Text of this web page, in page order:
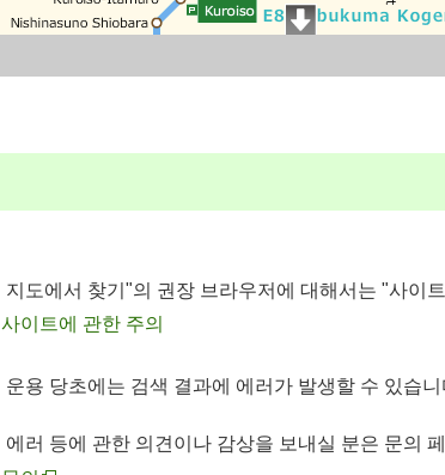
지도에서 찾기"의 권장 브라우저에 대해서는 "사이
사이트에 관한 주의
운용 당초에는 검색 결과에 에러가 발생할 수 있습
에러 등에 관한 의견이나 감상을 보내실 분은 문의